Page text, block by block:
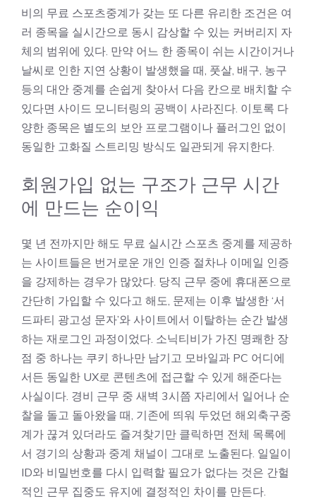
비의 무료 스포츠중계가 갖는 또 다른 유리한 조건은 여
러 종목을 실시간으로 동시 감상할 수 있는 커버리지 자
체의 범위에 있다. 만약 어느 한 종목이 쉬는 시간이거나
날씨로 인한 지연 상황이 발생했을 때, 풋살, 배구, 농구
등의 대안 중계를 손쉽게 찾아서 다음 칸으로 배치할 수
있다면 사이드 모니터링의 공백이 사라진다. 이토록 다
양한 종목은 별도의 보안 프로그램이나 플러그인 없이
동일한 고화질 스트리밍 방식도 일관되게 유지한다.
회원가입 없는 구조가 근무 시간
에 만드는 순이익
몇 년 전까지만 해도 무료 실시간 스포츠 중계를 제공하
는 사이트들은 번거로운 개인 인증 절차나 이메일 인증
을 강제하는 경우가 많았다. 당직 근무 중에 휴대폰으로
간단히 가입할 수 있다고 해도, 문제는 이후 발생한 ‘서
드파티 광고성 문자’와 사이트에서 이탈하는 순간 발생
하는 재로그인 과정이었다. 소닉티비가 가진 명쾌한 장
점 중 하나는 쿠키 하나만 남기고 모바일과 PC 어디에
서든 동일한 UX로 콘텐츠에 접근할 수 있게 해준다는
사실이다. 경비 근무 중 새벽 3시쯤 자리에서 일어나 순
찰을 돌고 돌아왔을 때, 기존에 띄워 두었던 해외축구중
계가 끊겨 있더라도 즐겨찾기만 클릭하면 전체 목록에
서 경기의 상황과 중계 채널이 그대로 노출된다. 일일이
ID와 비밀번호를 다시 입력할 필요가 없다는 것은 간헐
적인 근무 집중도 유지에 결정적인 차이를 만든다.